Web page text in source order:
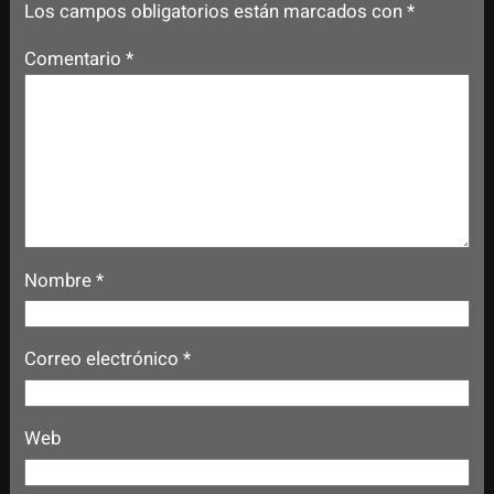
Los campos obligatorios están marcados con*
Comentario*
Nombre*
Correo electrónico*
Web